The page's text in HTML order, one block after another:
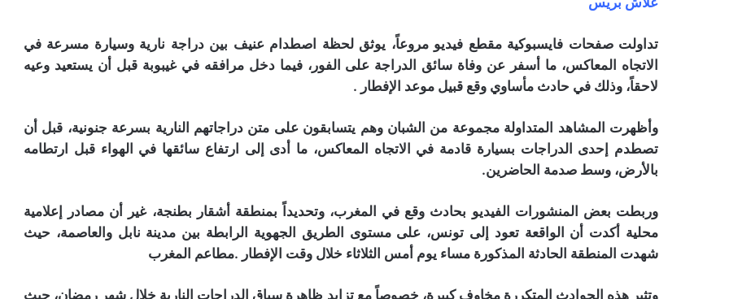
تداولت صفحات فايسبوكية مقطع فيديو مروعاً، يوثق لحظة اصطدام عنيف بين دراجة نارية وسيارة مسرعة في
الاتجاه المعاكس، ما أسفر عن وفاة سائق الدراجة على الفور، فيما دخل مرافقه في غيبوبة قبل أن يستعيد وعيه
لاحقاً، وذلك في حادث مأساوي وقع قبيل موعد الإفطار .
وأظهرت المشاهد المتداولة مجموعة من الشبان وهم يتسابقون على متن دراجاتهم النارية بسرعة جنونية، قبل أن
تصطدم إحدى الدراجات بسيارة قادمة في الاتجاه المعاكس، ما أدى إلى ارتفاع سائقها في الهواء قبل ارتطامه
بالأرض، وسط صدمة الحاضرين.
وربطت بعض المنشورات الفيديو بحادث وقع في المغرب، وتحديداً بمنطقة أشقار بطنجة، غير أن مصادر إعلامية
محلية أكدت أن الواقعة تعود إلى تونس، على مستوى الطريق الجهوية الرابطة بين مدينة نابل والعاصمة، حيث
شهدت المنطقة الحادثة المذكورة مساء يوم أمس الثلاثاء خلال وقت الإفطار .مطاعم المغرب
وتثير هذه الحوادث المتكررة مخاوف كبيرة، خصوصاً مع تزايد ظاهرة سباق الدراجات النارية خلال شهر رمضان، حيث